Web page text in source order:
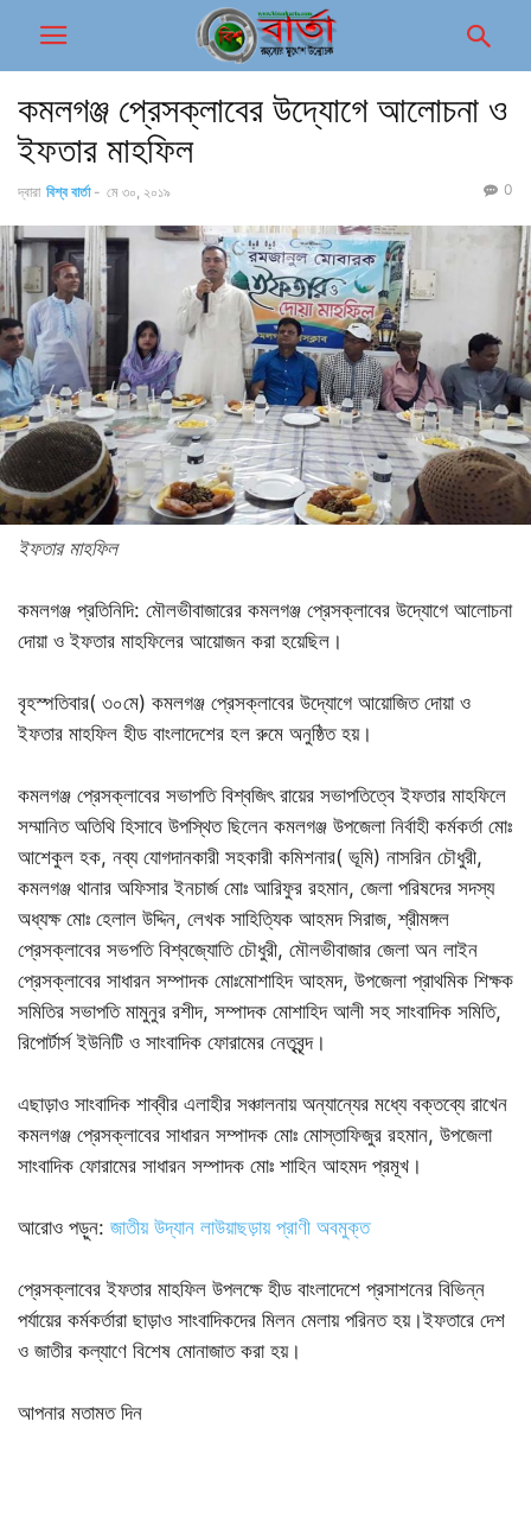
কমলগঞ্জ প্রেসক্লাবের উদ্যোগে আলোচনা ও
ইফতার মাহফিল
দ্বারা বিশ্ব বার্তা - মে ৩০, ২০১৯ 0
ইফতার মাহফিল
কমলগঞ্জ প্রতিনিদি: মৌলভীবাজারের কমলগঞ্জ প্রেসক্লাবের উদ্যোগে আলোচনা
দোয়া ও ইফতার মাহফিলের আয়োজন করা হয়েছিল।
বৃহস্পতিবার( ৩০মে) কমলগঞ্জ প্রেসক্লাবের উদ্যোগে আয়োজিত দোয়া ও
ইফতার মাহফিল হীড বাংলাদেশের হল রুমে অনুষ্ঠিত হয়।
কমলগঞ্জ প্রেসক্লাবের সভাপতি বিশ্বজিৎ রায়ের সভাপতিত্বে ইফতার মাহফিলে
সম্মানিত অতিথি হিসাবে উপস্থিত ছিলেন কমলগঞ্জ উপজেলা নির্বাহী কর্মকর্তা মোঃ
আশেকুল হক, নব্য যোগদানকারী সহকারী কমিশনার( ভূমি) নাসরিন চৌধুরী,
কমলগঞ্জ থানার অফিসার ইনচার্জ মোঃ আরিফুর রহমান, জেলা পরিষদের সদস্য
অধ্যক্ষ মোঃ হেলাল উদ্দিন, লেখক সাহিত্যিক আহমদ সিরাজ, শ্রীমঙ্গল
প্রেসক্লাবের সভপতি বিশ্বজ্যোতি চৌধুরী, মৌলভীবাজার জেলা অন লাইন
প্রেসক্লাবের সাধারন সম্পাদক মোঃমোশাহিদ আহমদ, উপজেলা প্রাথমিক শিক্ষক
সমিতির সভাপতি মামুনুর রশীদ, সম্পাদক মোশাহিদ আলী সহ সাংবাদিক সমিতি,
রিপোর্টার্স ইউনিটি ও সাংবাদিক ফোরামের নেতৃবৃন্দ।
এছাড়াও সাংবাদিক শাব্বীর এলাহীর সঞ্চালনায় অন্যান্যের মধ্যে বক্তব্যে রাখেন
কমলগঞ্জ প্রেসক্লাবের সাধারন সম্পাদক মোঃ মোস্তাফিজুর রহমান, উপজেলা
সাংবাদিক ফোরামের সাধারন সম্পাদক মোঃ শাহিন আহমদ প্রমূখ।
আরোও পড়ুন: জাতীয় উদ্যান লাউয়াছড়ায় প্রাণী অবমুক্ত
প্রেসক্লাবের ইফতার মাহফিল উপলক্ষে হীড বাংলাদেশে প্রসাশনের বিভিন্ন
পর্যায়ের কর্মকর্তারা ছাড়াও সাংবাদিকদের মিলন মেলায় পরিনত হয়।ইফতারে দেশ
ও জাতীর কল্যাণে বিশেষ মোনাজাত করা হয়।
আপনার মতামত দিন